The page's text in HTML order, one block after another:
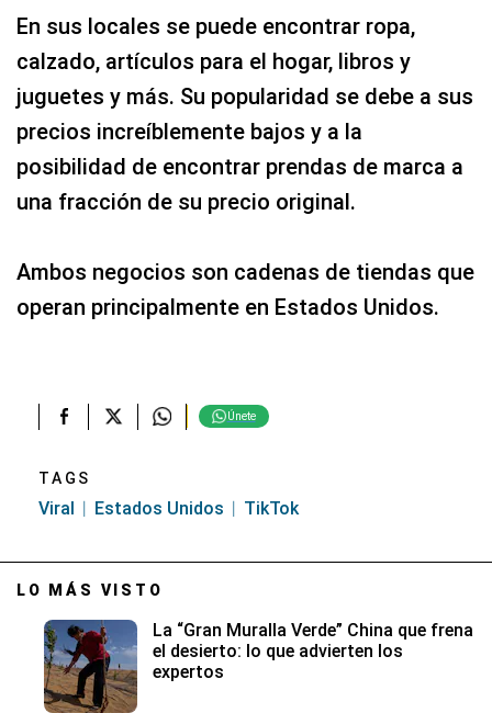
En sus locales se puede encontrar ropa,
calzado, artículos para el hogar, libros y
juguetes y más. Su popularidad se debe a sus
precios increíblemente bajos y a la
posibilidad de encontrar prendas de marca a
una fracción de su precio original.
Ambos negocios son cadenas de tiendas que
operan principalmente en Estados Unidos.
Únete
TAGS
Viral Estados Unidos TikTok
LO MÁS VISTO
La “Gran Muralla Verde” China que frena
el desierto: lo que advierten los
expertos